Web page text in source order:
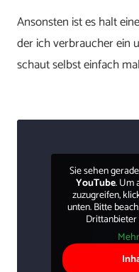
Ansonsten ist es halt
der ich verbraucher ein
schaut selbst einfach
Sie sehen
YouTube. Um
zuzugreifen,
unten. Bitte